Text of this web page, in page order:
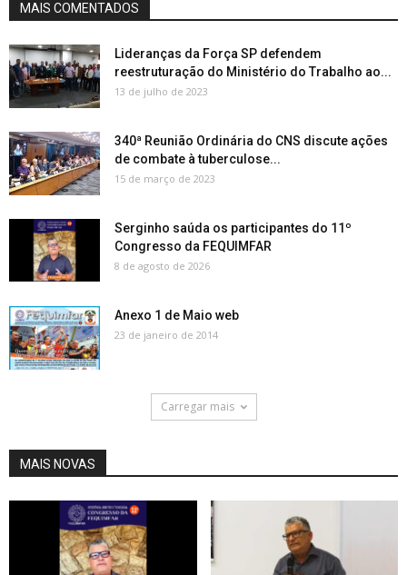
MAIS COMENTADOS
Lideranças da Força SP defendem
reestruturação do Ministério do Trabalho ao...
13 de julho de 2023
340ª Reunião Ordinária do CNS discute ações
de combate à tuberculose...
15 de março de 2023
Serginho saúda os participantes do 11º
Congresso da FEQUIMFAR
8 de agosto de 2026
Anexo 1 de Maio web
23 de janeiro de 2014
Carregar mais
MAIS NOVAS